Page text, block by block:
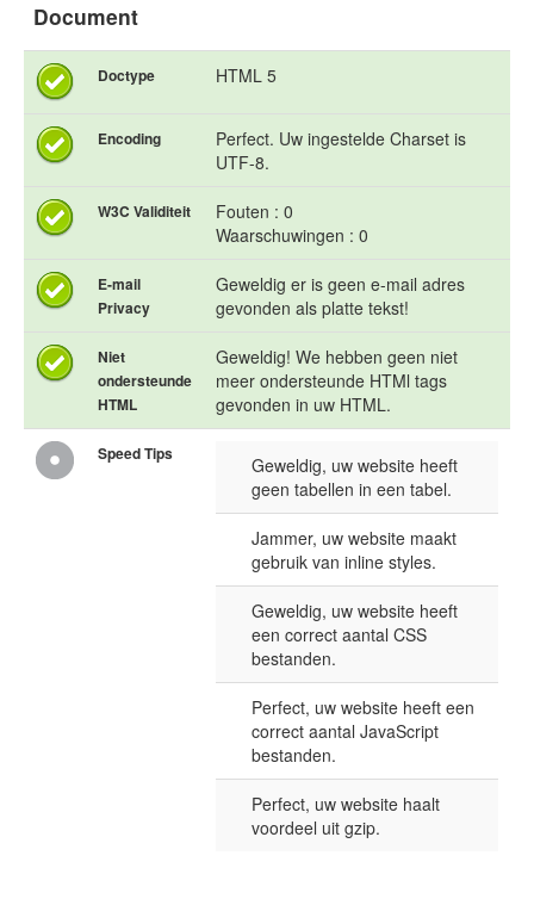
Document
Doctype HTML 5
Encoding
Perfect. Uw ingestelde Charset is
UTF-8.
W3C Validiteit
Fouten : 0
Waarschuwingen : 0
E-mail
Privacy
Geweldig er is geen e-mail adres
gevonden als platte tekst!
Niet
ondersteunde
HTML
Geweldig! We hebben geen niet
meer ondersteunde HTMl tags
gevonden in uw HTML.
Speed Tips
Geweldig, uw website heeft
geen tabellen in een tabel.
Jammer, uw website maakt
gebruik van inline styles.
Geweldig, uw website heeft
een correct aantal CSS
bestanden.
Perfect, uw website heeft een
correct aantal JavaScript
bestanden.
Perfect, uw website haalt
voordeel uit gzip.